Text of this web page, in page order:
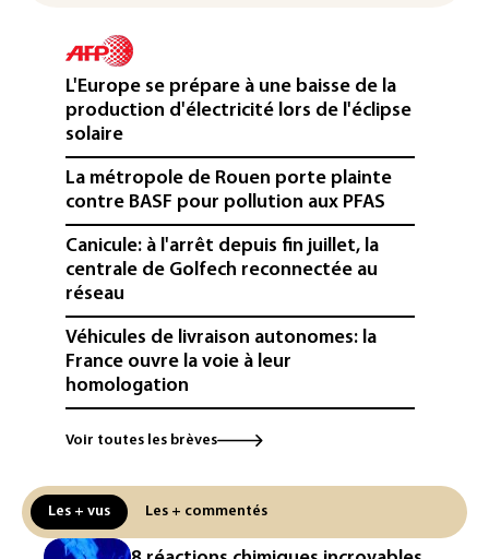
L'Europe se prépare à une baisse de la
production d'électricité lors de l'éclipse
solaire
La métropole de Rouen porte plainte
contre BASF pour pollution aux PFAS
Canicule: à l'arrêt depuis fin juillet, la
centrale de Golfech reconnectée au
réseau
Véhicules de livraison autonomes: la
France ouvre la voie à leur
homologation
Iris³: Eutelsat investira 3,4 milliards
d'euros dans la future constellation
Le magazine VSD racheté par
l'entrepreneur Vianney d'Alançon
Voir toutes les brèves
Les + vus Les + commentés